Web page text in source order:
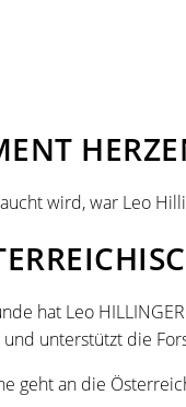
wird, war Leo
hat Leo
unterstützt die
geht an die